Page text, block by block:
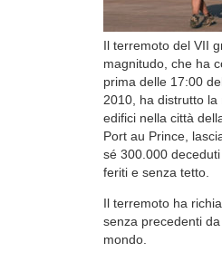
Il terremoto del VII
magnitudo, che ha
prima delle 17:00
2010, ha distrutto la
edifici nella città
Port au Prince,
sé 300.000
feriti e senza tetto.
Il terremoto ha
senza precedenti
mondo.